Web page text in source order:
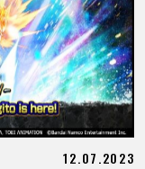
12.07.2023